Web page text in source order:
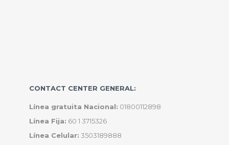
CONTACT CENTER GENERAL:
Línea gratuita Nacional: 01800112898
Línea Fija: 60 1 3715326
Línea Celular: 3503189888